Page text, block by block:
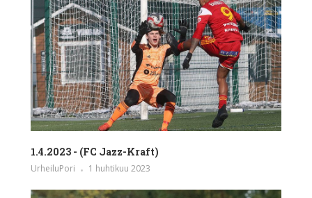
1.4.2023 - (FC Jazz-Kraft)
UrheiluPori 1 huhtikuu 2023